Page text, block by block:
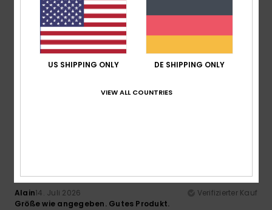
15. Juli 2026
Verifizierter Kauf
Sehr gute Qualität
Original anzeigen - Português
Ich empfehle dieses Produkt
Alain14. Juli 2026
Verifizierter Kauf
Größe wie angegeben. Gutes Produkt.
US SHIPPING ONLY DE SHIPPING ONLY
VIEW ALL COUNTRIES